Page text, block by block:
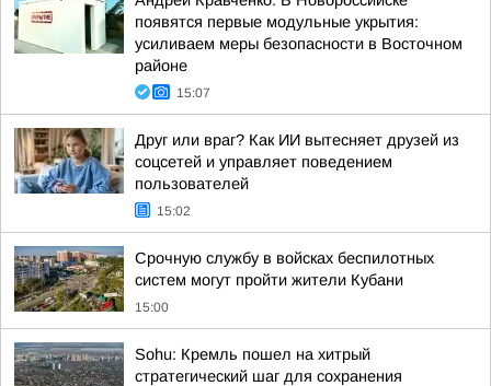
появятся первые модульные укрытия:
усиливаем меры безопасности в Восточном
районе
15:07
Друг или враг? Как ИИ вытесняет друзей из
соцсетей и управляет поведением
пользователей
15:02
Срочную службу в войсках беспилотных
систем могут пройти жители Кубани
15:00
Sohu: Кремль пошел на хитрый
стратегический шаг для сохранения